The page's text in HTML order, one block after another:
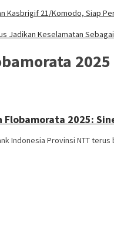
Kasbrigif 21/Komodo, Siap
Jadikan Keselamatan
2025
Flobamorata 2025:
Indonesia Provinsi NTT